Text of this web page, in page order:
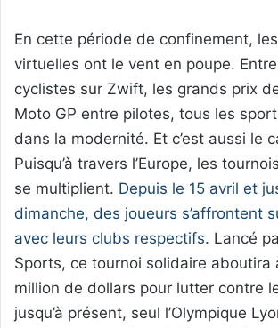
En cette période de confinement,
virtuelles ont le vent en poupe.
cyclistes sur Zwift, les grands prix
Moto GP entre pilotes, tous les
dans la modernité. Et c’est aussi le
Puisqu’à travers l’Europe, les
se multiplient. Depuis le 15 avril et
dimanche, des joueurs s’affrontent
avec leurs clubs respectifs. Lancé
Sports, ce tournoi solidaire aboutira
million de dollars pour lutter contre
jusqu’à présent, seul l’Olympique